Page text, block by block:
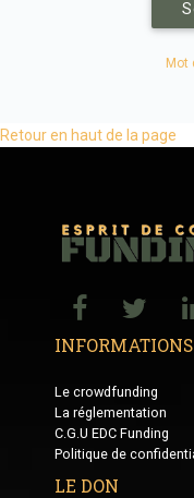
Mot
Retour en haut de la page
INFORMATIONS
Le crowdfunding
La réglementation
C.G.U EDC Funding
Politique de
LE DON